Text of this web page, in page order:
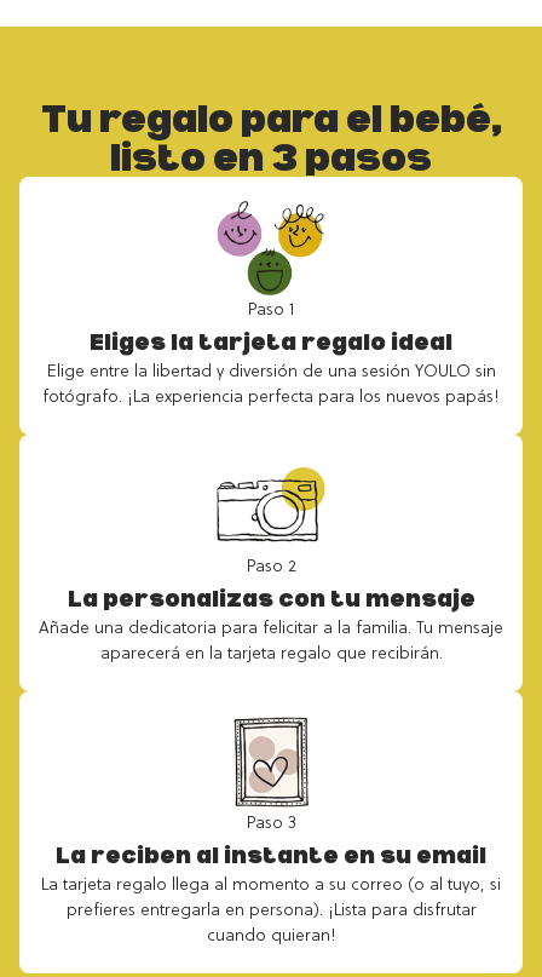
Tu regalo para el bebé,
listo en 3 pasos
Paso 1
Eliges la tarjeta regalo ideal
Elige entre la libertad y diversión de una sesión YOULO sin
fotógrafo. ¡La experiencia perfecta para los nuevos papás!
Paso 2
La personalizas con tu mensaje
Añade una dedicatoria para felicitar a la familia. Tu mensaje
aparecerá en la tarjeta regalo que recibirán.
Paso 3
La reciben al instante en su email
La tarjeta regalo llega al momento a su correo (o al tuyo, si
prefieres entregarla en persona). ¡Lista para disfrutar
cuando quieran!